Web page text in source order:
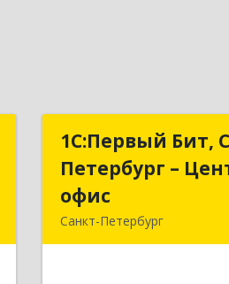
1С:Первый Бит,
Петербург –
офис
Санкт-Петербург
1С:Первый
Петербург –